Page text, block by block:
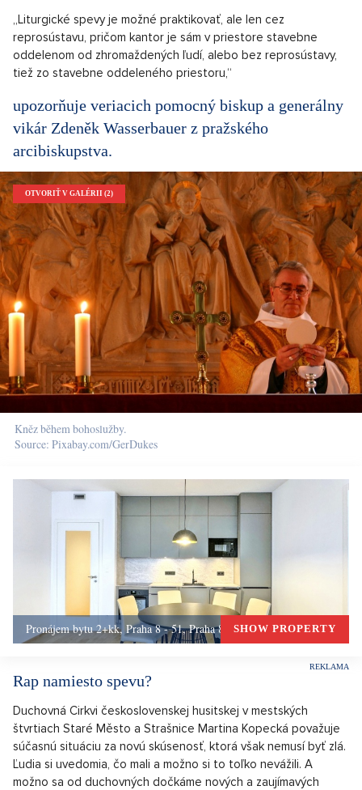
„Liturgické spevy je možné praktikovať, ale len cez
reprosústavu, pričom kantor je sám v priestore stavebne
oddelenom od zhromaždených ľudí, alebo bez reprosústavy,
tiež zo stavebne oddeleného priestoru,“
upozorňuje veriacich pomocný biskup a generálny
vikár Zdeněk Wasserbauer z pražského
arcibiskupstva.
OTVORIŤ V GALÉRII (2)
Kněz během bohoslužby.
Source: Pixabay.com/GerDukes
Pronájem bytu 2+kk, Praha 8 - 51, Praha 8 SHOW PROPERTY
Rap namiesto spevu?
Duchovná Cirkvi československej husitskej v mestských
štvrtiach Staré Město a Strašnice Martina Kopecká považuje
súčasnú situáciu za novú skúsenosť, ktorá však nemusí byť zlá.
Ľudia si uvedomia, čo mali a možno si to toľko nevážili. A
možno sa od duchovných dočkáme nových a zaujímavých